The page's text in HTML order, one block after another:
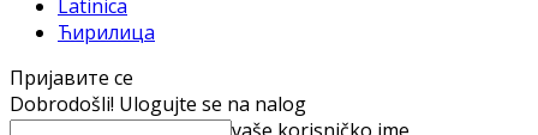
Latinica
Ћирилица
Пријавите се
Dobrodošli! Ulogujte se na nalog